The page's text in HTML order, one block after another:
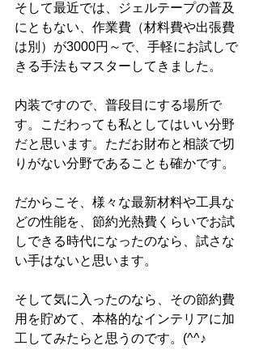
そして最近では、ジェルテープの普及
にともない、作業費（材料費や出張費
は別）が3000円～で、手軽にお試しで
きる手法もマスターしてきました。
内装ですので、普段目にする場所で
す。こだわっても私としてはいい分野
だと思います。ただお財布と相談で切
りがない分野であることも確かです。
だからこそ、様々な最新材料や工具な
どの性能を、節約光熱費くらいでお試
しできる時代になったのなら、試さな
い手はないと思います。
そして気に入ったのなら、その節約費
用を貯めて、本格的なインテリアに加
工してみたらと思うのです。(^^♪